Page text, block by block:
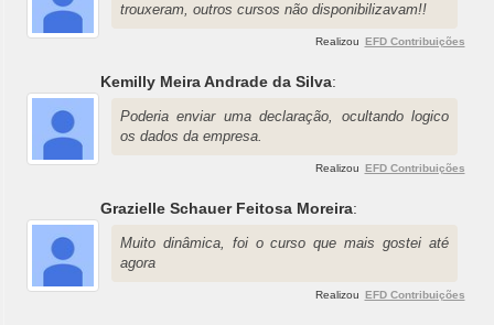
trouxeram, outros cursos não disponibilizavam!!
Realizou EFD Contribuições
Kemilly Meira Andrade da Silva:
Poderia enviar uma declaração, ocultando logico
os dados da empresa.
Realizou EFD Contribuições
Grazielle Schauer Feitosa Moreira:
Muito dinâmica, foi o curso que mais gostei até
agora
Realizou EFD Contribuições